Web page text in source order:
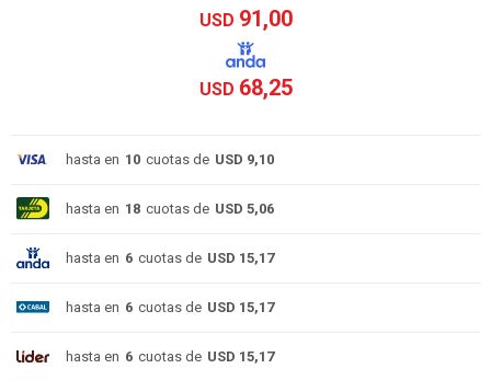
USD 91,00
USD 68,25
hasta en 10 cuotas de USD 9,10
hasta en 18 cuotas de USD 5,06
hasta en 6 cuotas de USD 15,17
hasta en 6 cuotas de USD 15,17
hasta en 6 cuotas de USD 15,17